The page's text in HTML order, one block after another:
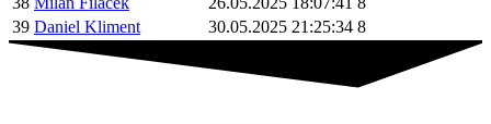
39 Daniel Kliment 30.05.2025 21:25:34 8